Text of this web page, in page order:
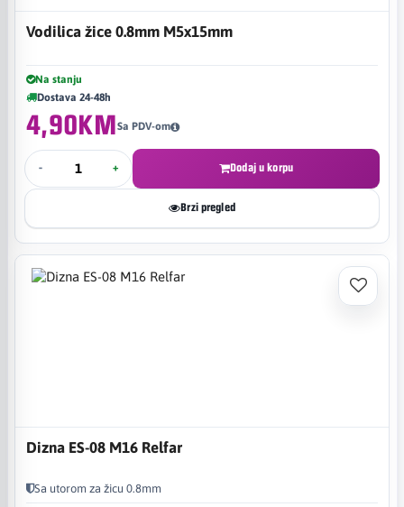
Vodilica žice 0.8mm M5x15mm
Na stanju
Dostava 24-48h
4,90KMSa PDV-om
- + Dodaj u korpu
Brzi pregled
Dizna ES-08 M16 Relfar
Sa utorom za žicu 0.8mm